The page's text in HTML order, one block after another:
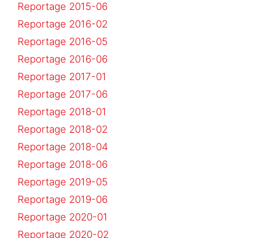
Reportage 2015-06
Reportage 2016-02
Reportage 2016-05
Reportage 2016-06
Reportage 2017-01
Reportage 2017-06
Reportage 2018-01
Reportage 2018-02
Reportage 2018-04
Reportage 2018-06
Reportage 2019-05
Reportage 2019-06
Reportage 2020-01
Reportage 2020-02